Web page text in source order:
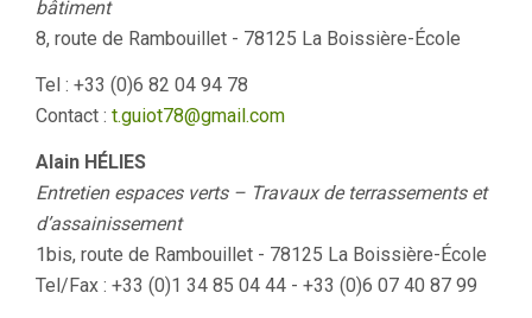
bâtiment
8, route de Rambouillet - 78125 La Boissière-École
Tel : +33 (0)6 82 04 94 78
Contact : t.guiot78@gmail.com
Alain HÉLIES
Entretien espaces verts – Travaux de terrassements et
d’assainissement
1bis, route de Rambouillet - 78125 La Boissière-École
Tel/Fax : +33 (0)1 34 85 04 44 - +33 (0)6 07 40 87 99